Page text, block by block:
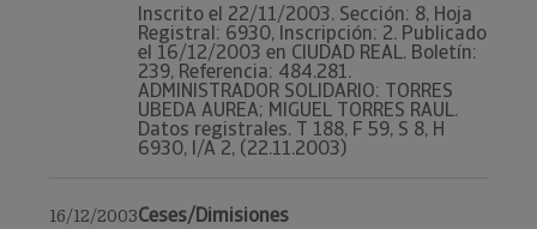
Inscrito el 22/11/2003. Sección: 8, Hoja
Registral: 6930, Inscripción: 2. Publicado
el 16/12/2003 en CIUDAD REAL. Boletín:
239, Referencia: 484.281.
ADMINISTRADOR SOLIDARIO: TORRES
UBEDA AUREA; MIGUEL TORRES RAUL.
Datos registrales. T 188, F 59, S 8, H
6930, I/A 2, (22.11.2003)
16/12/2003Ceses/Dimisiones